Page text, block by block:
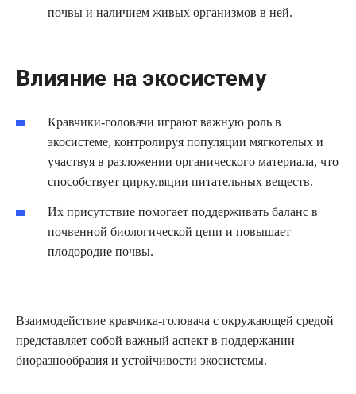
почвы и наличием живых организмов в ней.
Влияние на экосистему
Кравчики-головачи играют важную роль в
экосистеме, контролируя популяции мягкотелых и
участвуя в разложении органического материала, что
способствует циркуляции питательных веществ.
Их присутствие помогает поддерживать баланс в
почвенной биологической цепи и повышает
плодородие почвы.
Взаимодействие кравчика-головача с окружающей средой
представляет собой важный аспект в поддержании
биоразнообразия и устойчивости экосистемы.